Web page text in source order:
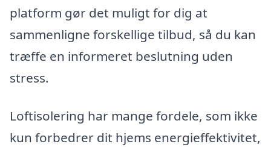
platform gør det muligt for dig at
sammenligne forskellige tilbud, så du kan
træffe en informeret beslutning uden
stress.
Loftisolering har mange fordele, som ikke
kun forbedrer dit hjems energieffektivitet,